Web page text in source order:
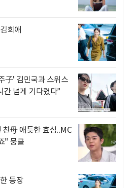
희애
子' 김민국과 스위스
간 넘게 기다렸다"
母 애틋한 효심..MC
" 뭉클
등장